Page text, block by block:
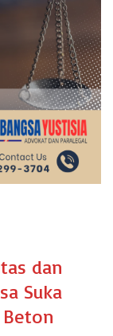
dan
Suka